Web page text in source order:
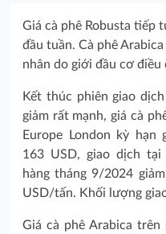
Giá cà phê Robusta tiếp
đầu tuần. Cà phê
nhân do giới đầu cơ
Kết thúc phiên giao
giảm rất mạnh, giá cà
Europe London kỳ hạn
163 USD, giao dịch
hàng tháng 9/2024
USD/tấn. Khối lượng
Giá cà phê Arabica trên